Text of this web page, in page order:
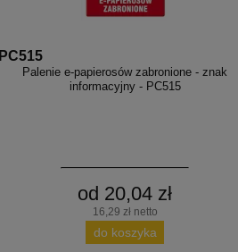
PC515
Palenie e-papierosów zabronione - znak
informacyjny - PC515
od 20,04 zł
16,29 zł netto
do koszyka